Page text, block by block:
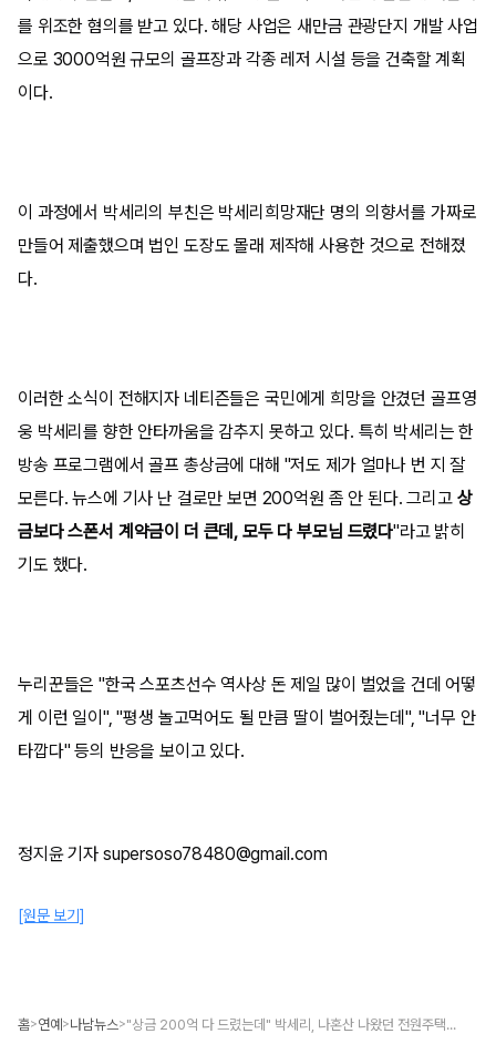
를 위조한 혐의를 받고 있다. 해당 사업은 새만금 관광단지 개발 사업
으로 3000억원 규모의 골프장과 각종 레저 시설 등을 건축할 계획
이다.
이 과정에서 박세리의 부친은 박세리희망재단 명의 의향서를 가짜로
만들어 제출했으며 법인 도장도 몰래 제작해 사용한 것으로 전해졌
다.
이러한 소식이 전해지자 네티즌들은 국민에게 희망을 안겼던 골프영
웅 박세리를 향한 안타까움을 감추지 못하고 있다. 특히 박세리는 한
방송 프로그램에서 골프 총상금에 대해 "저도 제가 얼마나 번 지 잘
모른다. 뉴스에 기사 난 걸로만 보면 200억원 좀 안 된다. 그리고 상
금보다 스폰서 계약금이 더 큰데, 모두 다 부모님 드렸다"라고 밝히
기도 했다.
누리꾼들은 "한국 스포츠선수 역사상 돈 제일 많이 벌었을 건데 어떻
게 이런 일이", "평생 놀고먹어도 될 만큼 딸이 벌어줬는데", "너무 안
타깝다" 등의 반응을 보이고 있다.
정지윤 기자 supersoso78480@gmail.com
[원문 보기]
홈>연예 >나남뉴스> "상금 200억 다 드렸는데" 박세리, 나혼산 나왔던 전원주택 '경매 근황'